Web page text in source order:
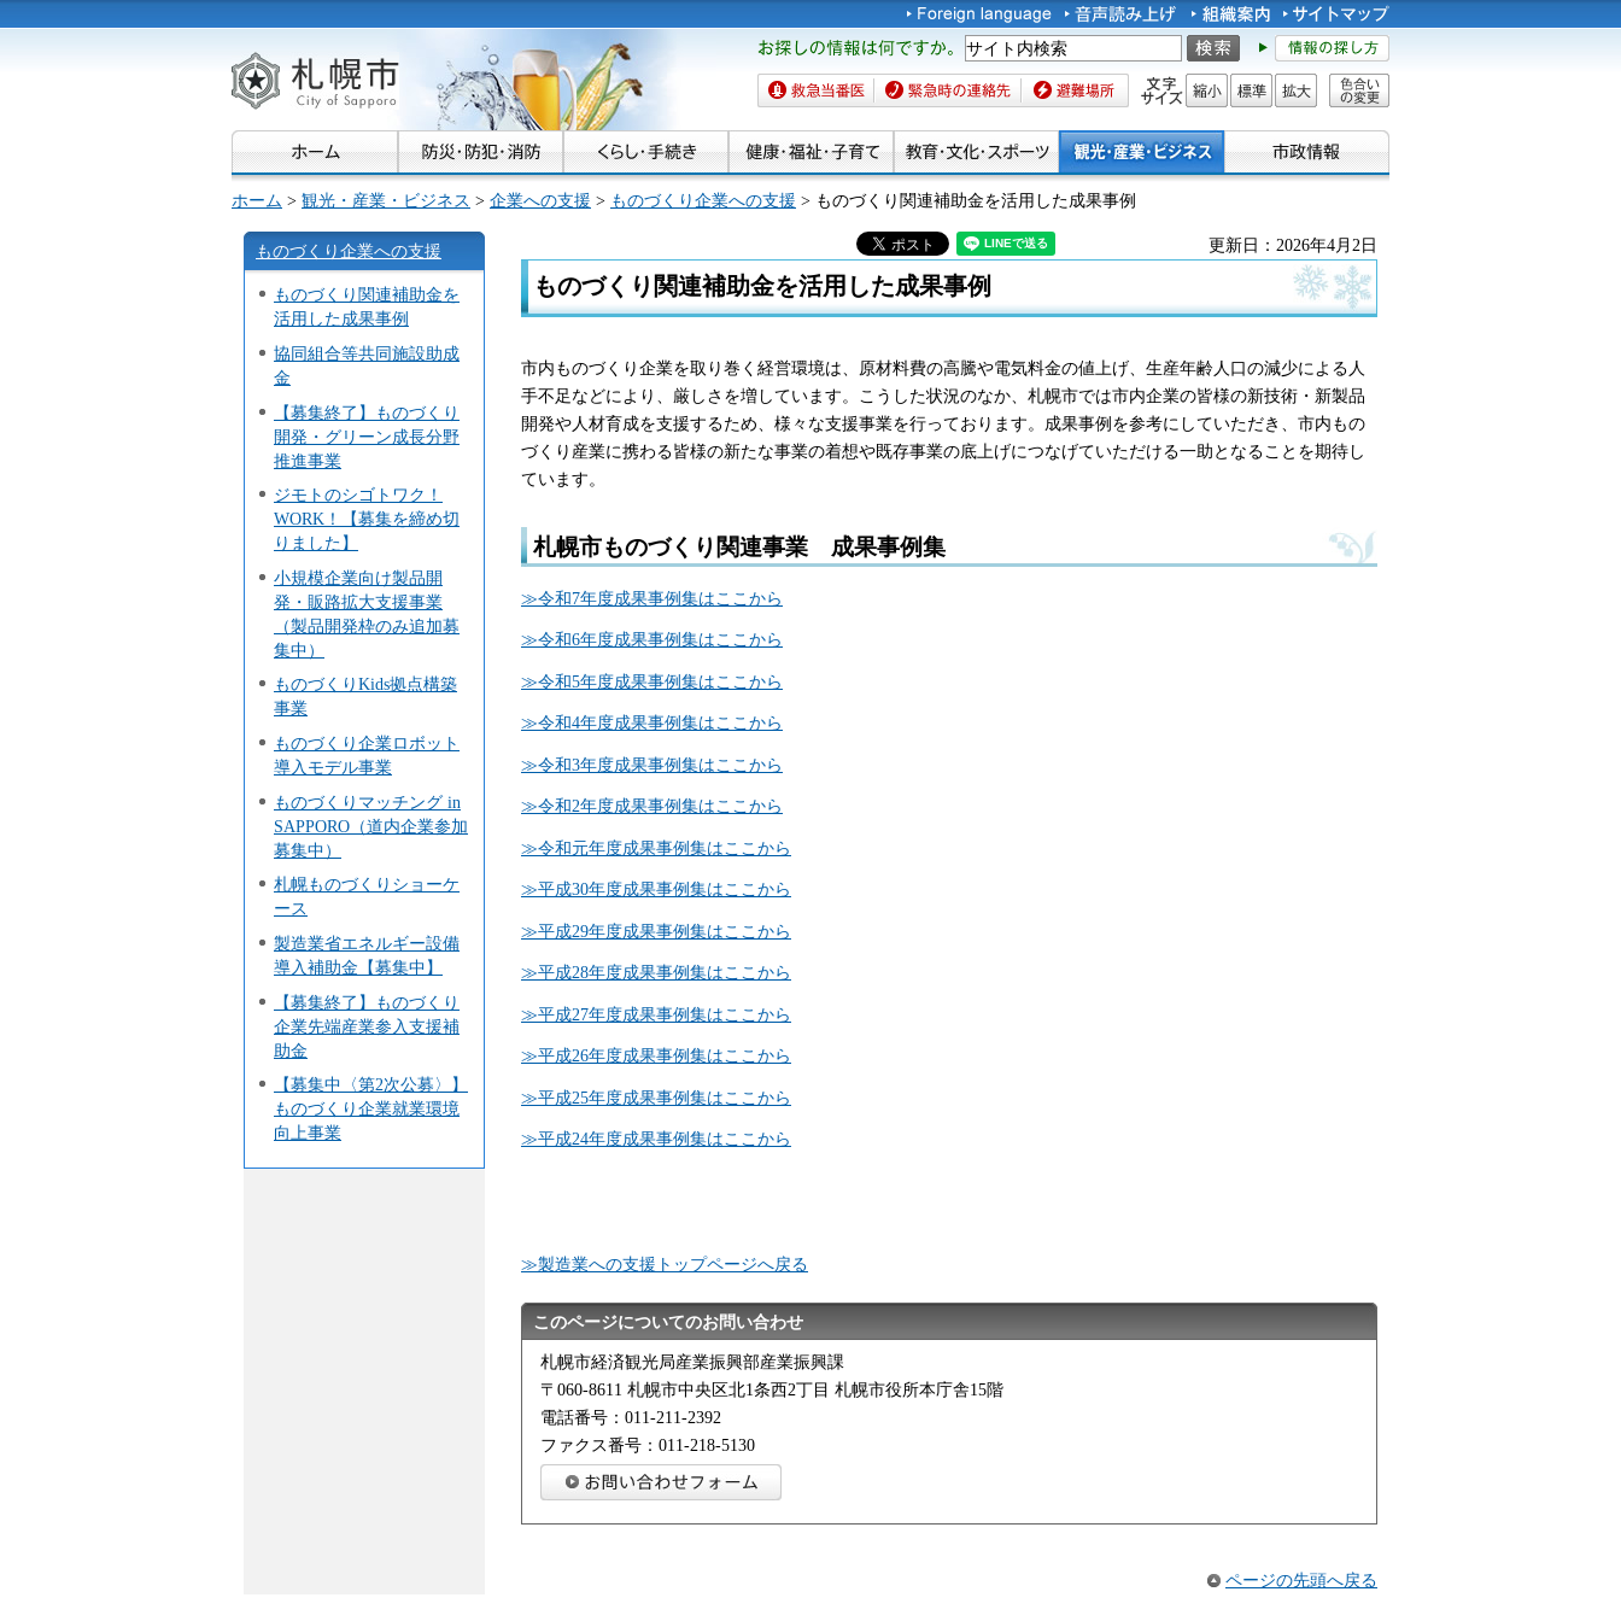
札幌市
お探しの情報は何です
か。
救急当番医 緊急時の連絡先 避難場所 文字サイズ
縮小 標準 拡大
色合い
ホーム > 観光・産業・ビジネス > 企業への支援 > ものづくり企業への支援 > ものづくり関連補助金を活用した成果事例
ものづくり企業への支援
ものづくり関連補助金を
活用した成果事例
協同組合等共同施設助成
金
【募集終了】ものづくり
開発・グリーン成長分野
推進事業
ジモトのシゴトワク！
WORK！【募集を締め切
りました】
小規模企業向け製品開
発・販路拡大支援事業
（製品開発枠のみ追加募
集中）
ものづくりKids拠点構築
事業
ものづくり企業ロボット
導入モデル事業
ものづくりマッチング in
SAPPORO（道内企業参加
募集中）
札幌ものづくりショーケ
ース
製造業省エネルギー設備
導入補助金【募集中】
【募集終了】ものづくり
企業先端産業参入支援補
助金
【募集中〈第2次公募〉】
ものづくり企業就業環境
向上事業
更新日：2026年4月2日
ものづくり関連補助金を活用した成果事例
市内ものづくり企業を取り巻く経営環境は、原材料費の高騰や電気料金の値上げ、生産年齢人口の減少による人
手不足などにより、厳しさを増しています。こうした状況のなか、札幌市では市内企業の皆様の新技術・新製品
開発や人材育成を支援するため、様々な支援事業を行っております。成果事例を参考にしていただき、市内もの
づくり産業に携わる皆様の新たな事業の着想や既存事業の底上げにつなげていただける一助となることを期待し
ています。
札幌市ものづくり関連事業 成果事例集
≫令和7年度成果事例集はここから
≫令和6年度成果事例集はここから
≫令和5年度成果事例集はここから
≫令和4年度成果事例集はここから
≫令和3年度成果事例集はここから
≫令和2年度成果事例集はここから
≫令和元年度成果事例集はここから
≫平成30年度成果事例集はここから
≫平成29年度成果事例集はここから
≫平成28年度成果事例集はここから
≫平成27年度成果事例集はここから
≫平成26年度成果事例集はここから
≫平成25年度成果事例集はここから
≫平成24年度成果事例集はここから
≫製造業への支援トップページへ戻る
このページについてのお問い合わせ
札幌市経済観光局産業振興部産業振興課
〒060-8611 札幌市中央区北1条西2丁目 札幌市役所本庁舎15階
電話番号：011-211-2392
ファクス番号：011-218-5130
ページの先頭へ戻る